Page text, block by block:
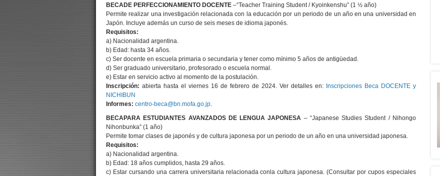
BECADE PERFECCIONAMIENTO DOCENTE –“Teacher Training Student / Kyoinkenshu” (1 ½ año)
Permite realizar una investigación relacionada con la educación por un periodo de un año en una universidad en
Japón. Incluye además un curso de seis meses de idioma japonés.
Requisitos:
a) Nacionalidad argentina.
b) Edad: hasta 34 años.
c) Ser docente en escuela primaria o secundaria y tener como mínimo 5 años de antigüedad.
d) Ser graduado universitario, profesorado o escuela normal.
e) Estar en servicio activo al momento de la postulación.
Inscripción: abierta hasta el viernes 16 de febrero de 2024. Ver detalles en: Inscripciones Beca DOCENTE y
NICHIBUN
Informes: centro-beca@bn.mofa.go.jp.
BECAPARA ESTUDIANTES AVANZADOS DE LENGUA JAPONESA – “Japanese Studies Student / Nihongo
Nihonbunka” (1 año)
Permite tomar clases de japonés y de cultura japonesa por un periodo de un año en una universidad japonesa.
Requisitos:
a) Nacionalidad argentina.
b) Edad: 18 años cumplidos, hasta 29 años.
c) Estar cursando una carrera universitaria relacionada conla cultura japonesa. (Consultar por cupos especiales